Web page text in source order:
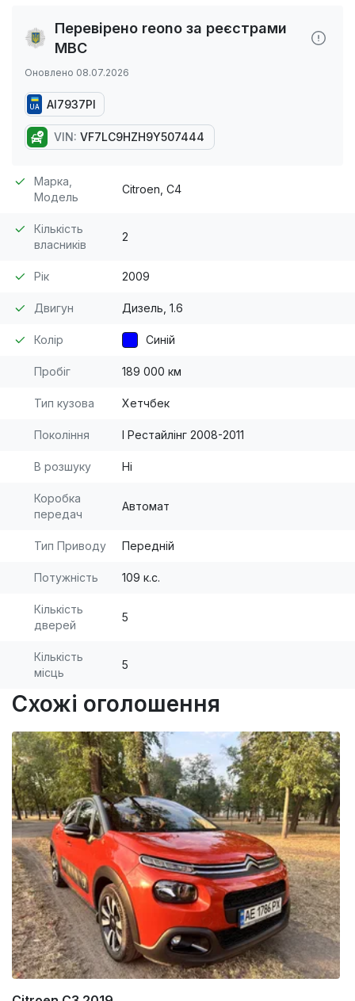
Перевірено reono за реєстрами
МВС
Оновлено 08.07.2026
UA AI7937PI
VIN: VF7LC9HZH9Y507444
Марка,
Модель
Citroen, C4
Кількість
власників
2
Рік 2009
Двигун Дизель, 1.6
Колір Синій
Пробіг 189 000 км
Тип кузова Хетчбек
Покоління I Рестайлінг 2008-2011
В розшуку Ні
Коробка
передач
Автомат
Тип Приводу Передній
Потужність 109 к.с.
Кількість
дверей
5
Кількість
місць
5
Схожі оголошення